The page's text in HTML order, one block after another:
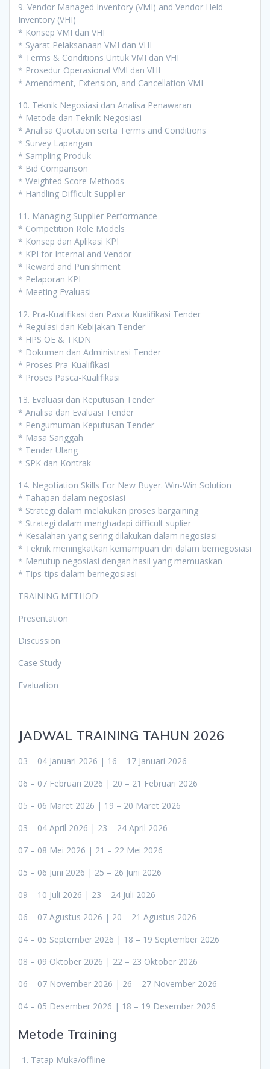
9. Vendor Managed Inventory (VMI) and Vendor Held
Inventory (VHI)
* Konsep VMI dan VHI
* Syarat Pelaksanaan VMI dan VHI
* Terms & Conditions Untuk VMI dan VHI
* Prosedur Operasional VMI dan VHI
* Amendment, Extension, and Cancellation VMI
10. Teknik Negosiasi dan Analisa Penawaran
* Metode dan Teknik Negosiasi
* Analisa Quotation serta Terms and Conditions
* Survey Lapangan
* Sampling Produk
* Bid Comparison
* Weighted Score Methods
* Handling Difficult Supplier
11. Managing Supplier Performance
* Competition Role Models
* Konsep dan Aplikasi KPI
* KPI for Internal and Vendor
* Reward and Punishment
* Pelaporan KPI
* Meeting Evaluasi
12. Pra-Kualifikasi dan Pasca Kualifikasi Tender
* Regulasi dan Kebijakan Tender
* HPS OE & TKDN
* Dokumen dan Administrasi Tender
* Proses Pra-Kualifikasi
* Proses Pasca-Kualifikasi
13. Evaluasi dan Keputusan Tender
* Analisa dan Evaluasi Tender
* Pengumuman Keputusan Tender
* Masa Sanggah
* Tender Ulang
* SPK dan Kontrak
14. Negotiation Skills For New Buyer. Win-Win Solution
* Tahapan dalam negosiasi
* Strategi dalam melakukan proses bargaining
* Strategi dalam menghadapi difficult suplier
* Kesalahan yang sering dilakukan dalam negosiasi
* Teknik meningkatkan kemampuan diri dalam bernegosiasi
* Menutup negosiasi dengan hasil yang memuaskan
* Tips-tips dalam bernegosiasi
TRAINING METHOD
Presentation
Discussion
Case Study
Evaluation
JADWAL TRAINING TAHUN 2026
03 – 04 Januari 2026 | 16 – 17 Januari 2026
06 – 07 Februari 2026 | 20 – 21 Februari 2026
05 – 06 Maret 2026 | 19 – 20 Maret 2026
03 – 04 April 2026 | 23 – 24 April 2026
07 – 08 Mei 2026 | 21 – 22 Mei 2026
05 – 06 Juni 2026 | 25 – 26 Juni 2026
09 – 10 Juli 2026 | 23 – 24 Juli 2026
06 – 07 Agustus 2026 | 20 – 21 Agustus 2026
04 – 05 September 2026 | 18 – 19 September 2026
08 – 09 Oktober 2026 | 22 – 23 Oktober 2026
06 – 07 November 2026 | 26 – 27 November 2026
04 – 05 Desember 2026 | 18 – 19 Desember 2026
Metode Training
Tatap Muka/offline